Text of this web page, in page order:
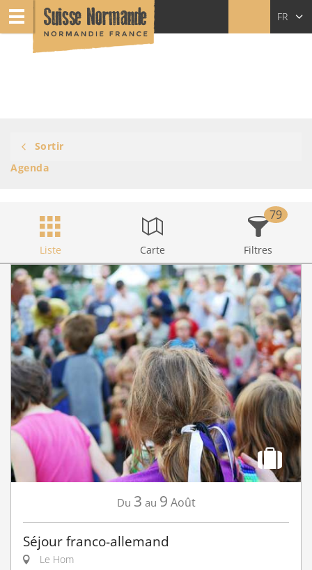
FR
Sortir
Agenda
Liste Carte Filtres
79
Du 3 au 9 Août
Séjour franco-allemand
Le Hom